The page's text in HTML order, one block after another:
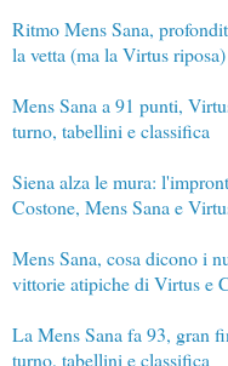
Ritmo Mens Sana,
la vetta (ma la Virtus riposa)
Mens Sana a 91 punti,
turno, tabellini e classifica
Siena alza le mura:
Costone, Mens Sana e
Mens Sana, cosa dicono i
vittorie atipiche di Virtus e
La Mens Sana fa 93, gran
turno, tabellini e classifica